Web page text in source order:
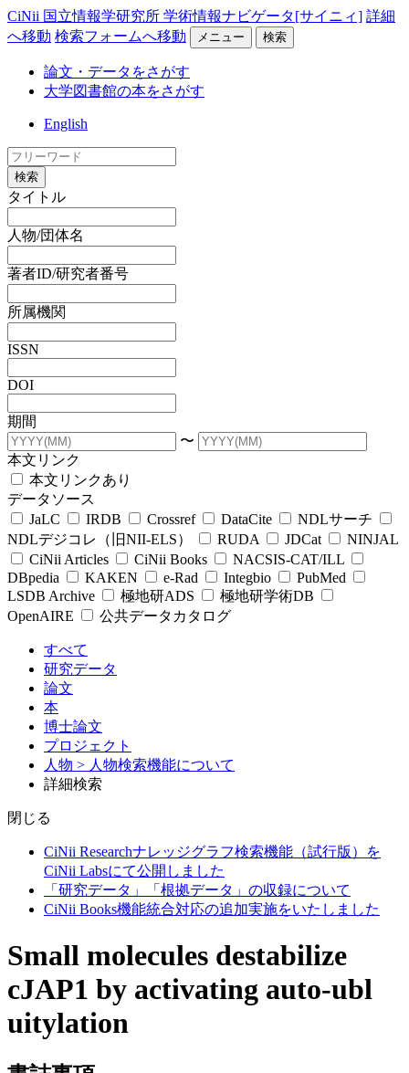
CiNii 国立情報学研究所 学術情報ナビゲータ[サイニィ] 詳細
へ移動 検索フォームへ移動 メニュー 検索
論文・データをさがす
大学図書館の本をさがす
English
検索
タイトル
人物/団体名
著者ID/研究者番号
所属機関
ISSN
DOI
期間
〜
本文リンク
本文リンクあり
データソース
JaLC
IRDB Crossref DataCite
NDLサーチ
NDLデジコレ（旧NII-ELS）
RUDA JDCat
NINJAL
CiNii Articles
CiNii Books
NACSIS-CAT/ILL
DBpedia
KAKEN e-Rad Integbio
PubMed
LSDB Archive
極地研ADS
極地研学術DB
OpenAIRE
公共データカタログ
すべて
研究データ
論文
本
博士論文
プロジェクト
人物 > 人物検索機能について
詳細検索
閉じる
CiNii Researchナレッジグラフ検索機能（試行版）を
CiNii Labsにて公開しました
「研究データ」「根拠データ」の収録について
CiNii Books機能統合対応の追加実施をいたしました
Small molecules destabilize
cJAP1 by activating auto-ubl
uitylation